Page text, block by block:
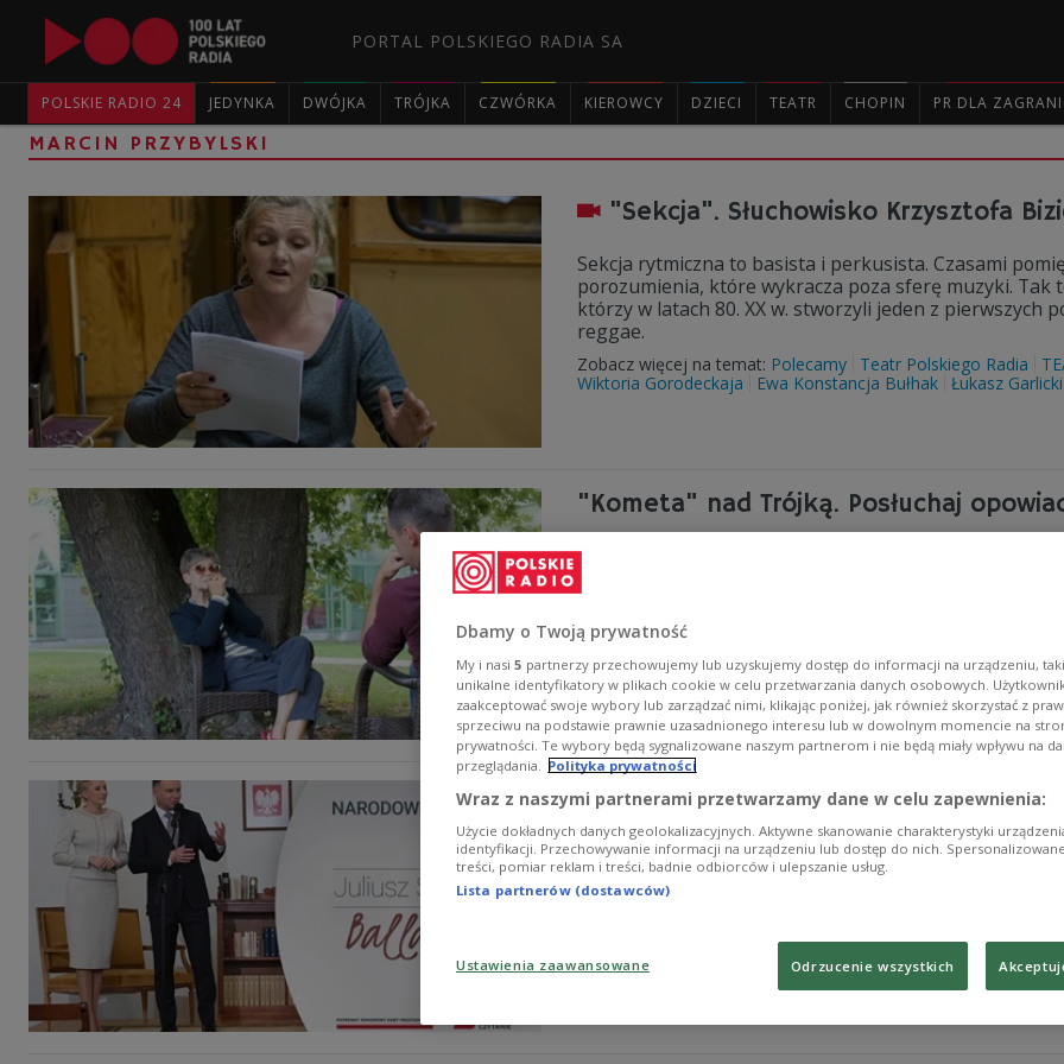
PORTAL POLSKIEGO RADIA SA
POLSKIE RADIO 24 JEDYNKA DWÓJKA TRÓJKA CZWÓRKA KIEROWCY DZIECI TEATR CHOPIN PR DLA
MARCIN PRZYBYLSKI
"Sekcja". Słuchowisko Krzysztofa
Sekcja rytmiczna to basista i perkusista. Czasami
porozumienia, które wykracza poza sferę muzyki. Tak
którzy w latach 80. XX w. stworzyli jeden z pierwszych
reggae.
Zobacz więcej na temat: Polecamy Teatr Polskiego Radia
Wiktoria Gorodeckaja
Ewa Konstancja Bułhak Łukasz Garlicki
"Kometa" nad Trójką. Posłuchaj
W porze przedpołudniowej przypominamy polskie
Sławomira Mrożka, do którego powrócimy jeszcze w
międzywojennego i po raz pierwszy proponujemy
Zobacz więcej na temat:
Narodowe Czytanie "Balladyny". Bajka
Do zwyczaju już weszło, że w każdą pierwszą sobotę
promująca czytelnictwo i przypominająca
dziewiątą edycję, a lekturą jest "Balladyna" Juliusza
Dbamy o Twoją prywatność
My i nasi 5 partnerzy przechowujemy lub uzyskujemy dostęp do informacji na urządzeniu,
unikalne identyfikatory w plikach cookie w celu przetwarzania danych osobowych.
zaakceptować swoje wybory lub zarządzać nimi, klikając poniżej, jak również skorzystać z
sprzeciwu na podstawie prawnie uzasadnionego interesu lub w dowolnym momencie na
prywatności. Te wybory będą sygnalizowane naszym partnerom i nie będą miały wpływu na
przeglądania. Polityka prywatności
Wraz z naszymi partnerami przetwarzamy dane w celu zapewnienia:
Użycie dokładnych danych geolokalizacyjnych. Aktywne skanowanie charakterystyki
identyfikacji. Przechowywanie informacji na urządzeniu lub dostęp do nich.
treści, pomiar reklam i treści, badnie odbiorców i ulepszanie usług.
Lista partnerów (dostawców)
Ustawienia zaawansowane Odrzucenie wszystkich